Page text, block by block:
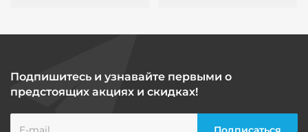
Подпишитесь и узнавайте первыми о
предстоящих акциях и скидках!